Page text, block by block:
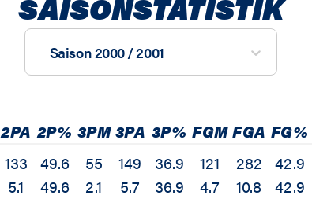
Saison 2000 / 2001
2PA 2P% 3PM 3PA 3P% FGMFGA FG%
133
5.1
49.6
49.6
55
2.1
149
5.7
36.9
36.9
121
4.7
282
10.8
42.9
42.9